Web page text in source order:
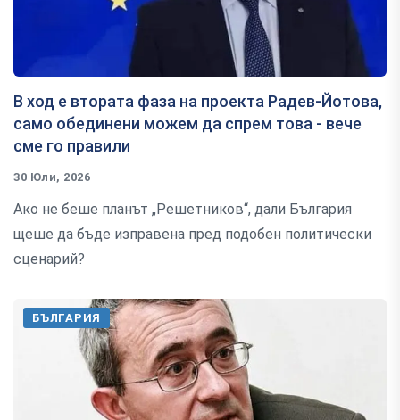
В ход е втората фаза на проекта Радев-Йотова,
само обединени можем да спрем това - вече
сме го правили
30 Юли, 2026
Ако не беше планът „Решетников“, дали България
щеше да бъде изправена пред подобен политически
сценарий?
БЪЛГАРИЯ